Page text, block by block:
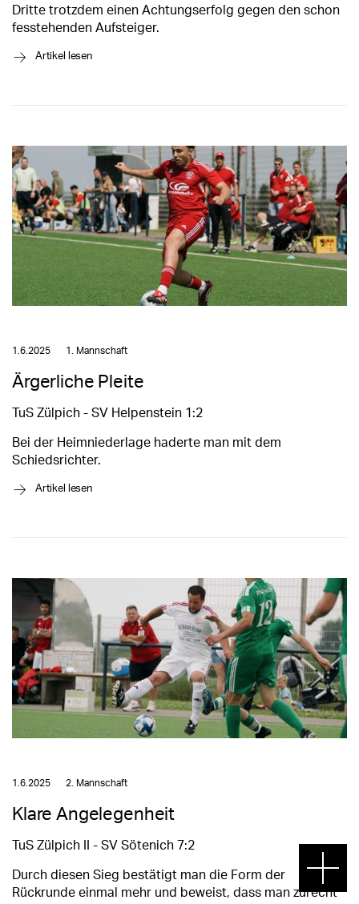
Dritte trotzdem einen Achtungserfolg gegen den schon
fesstehenden Aufsteiger.
→ Artikel lesen
1.6.2025 1. Mannschaft
Ärgerliche Pleite
TuS Zülpich - SV Helpenstein 1:2
Bei der Heimniederlage haderte man mit dem
Schiedsrichter.
→ Artikel lesen
1.6.2025 2. Mannschaft
Klare Angelegenheit
TuS Zülpich II - SV Sötenich 7:2
Durch diesen Sieg bestätigt man die Form der
Rückrunde einmal mehr und beweist, dass man zurecht